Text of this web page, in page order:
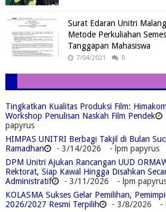
Surat Edaran Unitri
Metode Perkuliahan
Tanggapan Mahasiswa
7/04/2021 0
Tingkatkan Kualitas Produksi Film:
Workshop Penulisan Naskah Film Pendek
papyrus
HIMPAS UNITRI Berbagi Takjil di Bulan
Ramadhan
- 3/14/2026
- lpm papyrus
DPM Unitri Ajukan Rancangan UUD
Rektorat, Siap Kawal Hingga Disahkan
Administratif
- 3/11/2026
- lpm
KOLASMA Sukses Gelar Pemilihan,
2026/2027 Resmi Terpilih
- 3/8/2026
-